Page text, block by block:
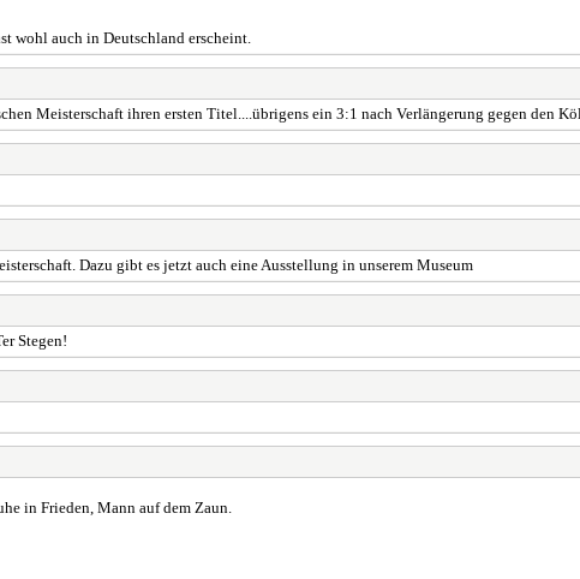
wohl auch in Deutschland erscheint.
Meisterschaft ihren ersten Titel....übrigens ein 3:1 nach Verlängerung gegen den
Dazu gibt es jetzt auch eine Ausstellung in unserem Museum
Stegen!
in Frieden, Mann auf dem Zaun.